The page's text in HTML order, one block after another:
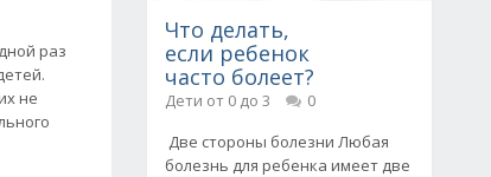
раз
не
Что делать,
если ребенок
часто болеет?
Дети от 0 до 3
0
Две стороны болезни Любая
болезнь для ребенка имеет две